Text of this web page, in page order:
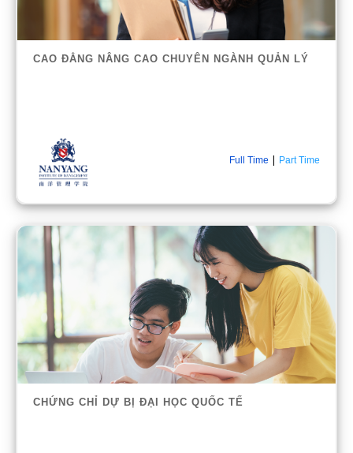
CAO ĐẲNG NÂNG CAO CHUYÊN NGÀNH QUẢN LÝ
Full Time | Part Time
CHỨNG CHỈ DỰ BỊ ĐẠI HỌC QUỐC TẾ